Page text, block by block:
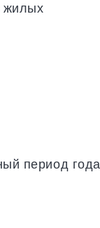
жилых
период года